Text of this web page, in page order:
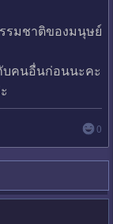
รมชาติของมนุษย์
บคนอื่นก่อนนะคะ
0